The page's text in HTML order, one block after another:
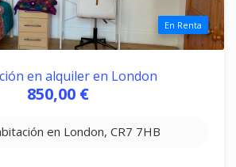
En Renta
en alquiler en London
850,00 €
en London, CR7 7HB